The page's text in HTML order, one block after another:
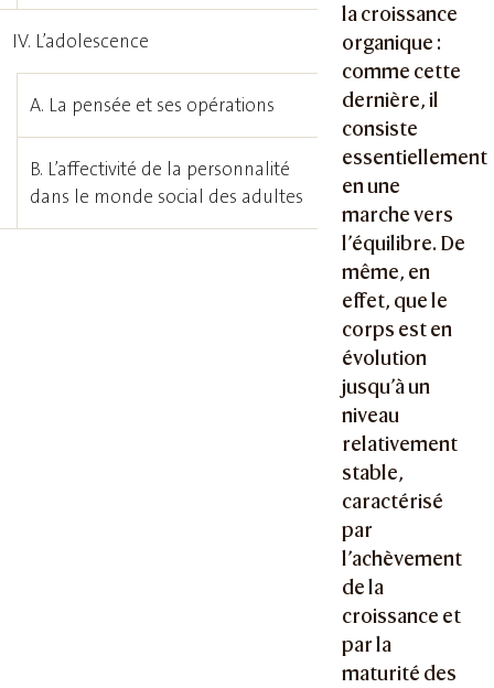
la croissance
organique :
comme cette
dernière, il
consiste
essentiellement
en une
marche vers
l’équilibre. De
même, en
effet, que le
corps est en
évolution
jusqu’à un
niveau
relativement
stable,
caractérisé
par
l’achèvement
de la
croissance et
par la
maturité des
IV. L’adolescence
A. La pensée et ses opérations
B. L’affectivité de la personnalité
dans le monde social des adultes